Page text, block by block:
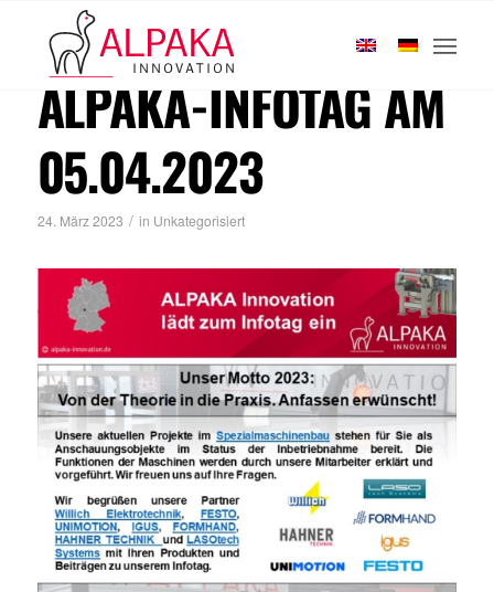
Startseite 2023 März
ALPAKA-INFOTAG AM
05.04.2023
24. März 2023 / in Unkategorisiert